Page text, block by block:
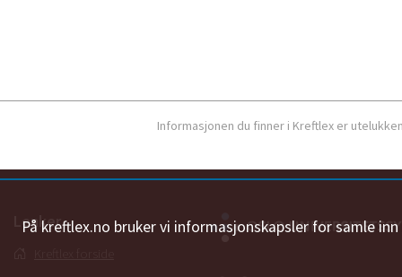
På kreftlex.no bruker vi informasjonskapsler for samle
Informasjonen du finner i Kreftlex er
Lenker